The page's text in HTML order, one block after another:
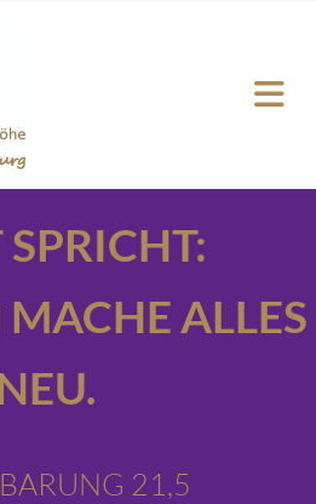
ALLES
21,5